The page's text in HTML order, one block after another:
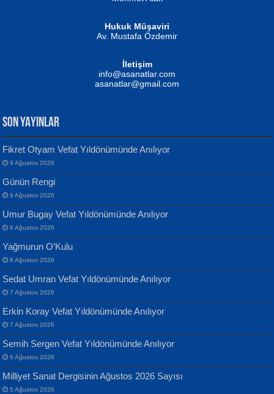
MUSTAFA KELOĞLU
Yarına İz Bırakmak...
ATİLLA ÖZEN
Sultan Olmadan Önce Eyüp...
Yılmaz Ekinci
Geceye Söylenen...
Banu Sancak
Defterimden İçeri...
Hukuk Müşaviri
Av. Mustafa Özdemir
İletişim
info@asanatlar.com
asanatlar@gmail.com
SON YAYINLAR
Fikret Otyam Vefat Yıldönümünde Anılıyor
9 Ağustos 2026
Günün Rengi
9 Ağustos 2026
Umur Bugay Vefat Yıldönümünde Anılıyor
8 Ağustos 2026
Yağmurun O’Kulu
8 Ağustos 2026
Sedat Umran Vefat Yıldönümünde Anılıyor
7 Ağustos 2026
Erkin Koray Vefat Yıldönümünde Anılıyor
7 Ağustos 2026
Semih Sergen Vefat Yıldönümünde Anılıyor
6 Ağustos 2026
Milliyet Sanat Dergisinin Ağustos 2026 Sayısı
5 Ağustos 2026